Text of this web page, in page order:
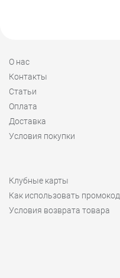
О нас
Контакты
Статьи
Оплата
Доставка
Условия покупки
Клубные карты
Как использовать промокод
Условия возврата товара